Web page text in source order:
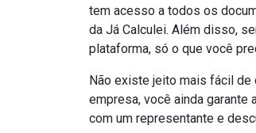
tem acesso a todos os
da Já Calculei. Além disso,
plataforma, só o que você
Não existe jeito mais fácil de
empresa, você ainda
com um representante e